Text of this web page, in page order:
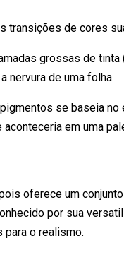
transições de cores
grossas de tinta
nervura de uma folha.
se baseia no
em uma
oferece um
por sua
o realismo.